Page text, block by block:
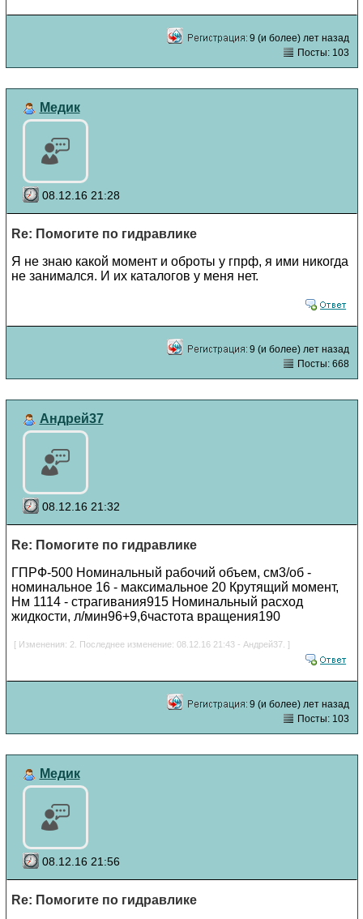
9 (и более) лет назад
Посты: 103
Медик
08.12.16 21:28
Re: Помогите по гидравлике
Я не знаю какой момент и оброты у гпрф, я ими никогда
не занимался. И их каталогов у меня нет.
9 (и более) лет назад
Посты: 668
Андрей37
08.12.16 21:32
Re: Помогите по гидравлике
ГПРФ-500 Номинальный рабочий объем, см3/об -
номинальное 16 - максимальное 20 Крутящий момент,
Нм 1114 - страгивания915 Номинальный расход
жидкости, л/мин96+9,6частота вращения190
[ Изменения: 2. Последнее изменение: 08.12.16 21:43 - Андрей37. ]
9 (и более) лет назад
Посты: 103
Медик
08.12.16 21:56
Re: Помогите по гидравлике